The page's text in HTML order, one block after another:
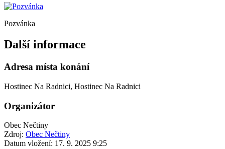
Pozvánka
Další informace
Adresa místa konání
Hostinec Na Radnici, Hostinec Na Radnici
Organizátor
Obec Nečtiny
Zdroj: Obec Nečtiny
Datum vložení: 17. 9. 2025 9:25